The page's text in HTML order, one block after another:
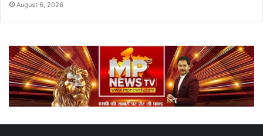
August 6, 2026